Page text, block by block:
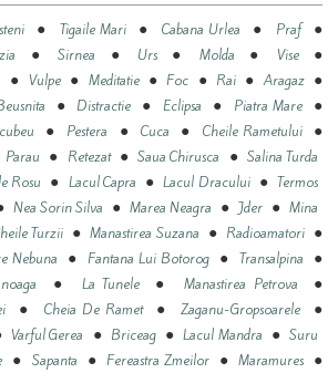
● Tigaile Mari ● Cabana Urlea ● Praf●
●Sirnea ● Urs● Molda ● Vise●
● Vulpe● Meditatie● Foc ● Rai ●Aragaz●
● Distractie ● Eclipsa ● Piatra Mare ●
● Pestera ●Cuca ● Cheile Rametului●
Parau ● Retezat●Saua Chirusca ● Salina Turda
Rosu ● Lacul Capra ●Lacul Dracului●Termos
Nea Sorin Silva ● Marea Neagra ● Jder ● Mina
Turzii ●Manastirea Suzana ● Radioamatori●
Nebuna ● Fantana Lui Botorog● Transalpina ●
● La Tunele●Manastirea Petrova ●
● Cheia De Ramet● Zaganu-Gropsoarele●
Varful Gerea ● Briceag●Lacul Mandra ●Suru
● Sapanta ● Fereastra Zmeilor●Maramures ●